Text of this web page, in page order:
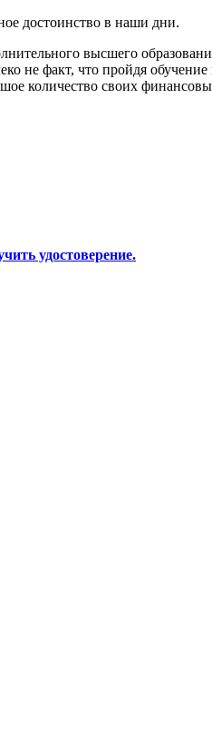
достоинство в наши дни.
высшего
не факт, что пройдя
количество своих
удостоверение.